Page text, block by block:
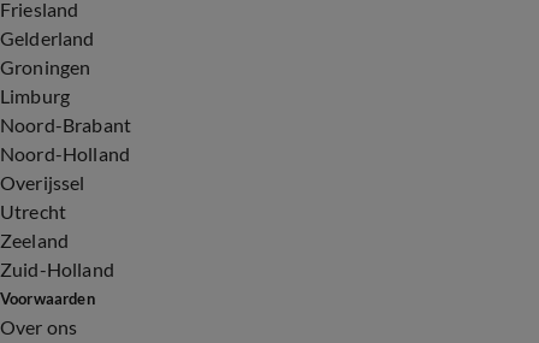
Friesland
Gelderland
Groningen
Limburg
Noord-Brabant
Noord-Holland
Overijssel
Utrecht
Zeeland
Zuid-Holland
Voorwaarden
Over ons